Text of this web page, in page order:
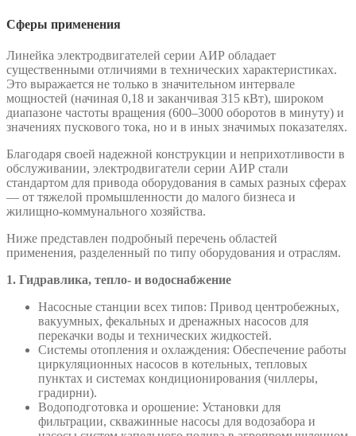
Сферы применения
Линейка электродвигателей серии АИР обладает
существенными отличиями в технических характеристиках.
Это выражается не только в значительном интервале
мощностей (начиная 0,18 и заканчивая 315 кВт), широком
диапазоне частоты вращения (600–3000 оборотов в минуту) и
значениях пускового тока, но и в иных значимых показателях.
Благодаря своей надежной конструкции и неприхотливости в
обслуживании, электродвигатели серии АИР стали
стандартом для привода оборудования в самых разных сферах
— от тяжелой промышленности до малого бизнеса и
жилищно-коммунального хозяйства.
Ниже представлен подробный перечень областей
применения, разделенный по типу оборудования и отраслям.
1. Гидравлика, тепло- и водоснабжение
Насосные станции всех типов: Привод центробежных,
вакуумных, фекальных и дренажных насосов для
перекачки воды и технических жидкостей.
Системы отопления и охлаждения: Обеспечение работы
циркуляционных насосов в котельных, тепловых
пунктах и системах кондиционирования (чиллеры,
градирни).
Водоподготовка и орошение: Установки для
фильтрации, скважинные насосы для водозабора и